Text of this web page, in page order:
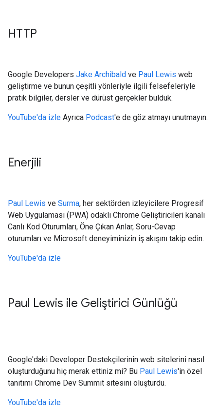
HTTP
Google Developers Jake Archibald ve Paul Lewis web
geliştirme ve bunun çeşitli yönleriyle ilgili felsefeleriyle
pratik bilgiler, dersler ve dürüst gerçekler bulduk.
YouTube'da izle Ayrıca Podcast'e de göz atmayı unutmayın.
Enerjili
Paul Lewis ve Surma, her sektörden izleyicilere Progresif
Web Uygulaması (PWA) odaklı Chrome Geliştiricileri kanalı
Canlı Kod Oturumları, Öne Çıkan Anlar, Soru-Cevap
oturumları ve Microsoft deneyiminizin iş akışını takip edin.
YouTube'da izle
Paul Lewis ile Geliştirici Günlüğü
Google'daki Developer Destekçilerinin web sitelerini nasıl
oluşturduğunu hiç merak ettiniz mi? Bu Paul Lewis'in özel
tanıtımı Chrome Dev Summit sitesini oluşturdu.
YouTube'da izle